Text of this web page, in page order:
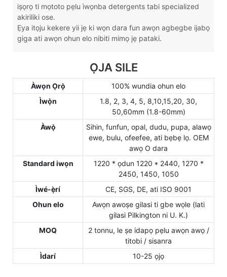
iṣọrọ ti mọtoto pẹlu ìwọnba detergents tabi specialized
akiriliki ose.
Ẹya itọju kekere yii jẹ ki wọn dara fun awọn agbegbe ijabọ
giga ati awọn ohun elo nibiti mimọ jẹ pataki.
ỌJA SILE
Àwọn Ọrọ̀
100% wundia ohun elo
Ìwọ̀n
1.8, 2, 3, 4, 5, 8,10,15,20, 30,
50,60mm (1.8-60mm)
Àwọ̀
Sihin, funfun, opal, dudu, pupa, alawọ
ewe, bulu, ofeefee, ati bẹbẹ lọ. OEM
awọ O dara
Standard iwọn
1220 * ọdun 1220 * 2440, 1270 *
2450, 1450, 1050
Ìwé-ẹ̀rí
CE, SGS, DE, ati ISO 9001
Ohun elo
Awọn awoṣe gilasi ti gbe wọle (lati
gilasi Pilkington ni U. K.)
MOQ
2 tonnu, le ṣe idapọ pẹlu awọn awọ /
titobi / sisanra
Ìdarí
10-25 ọjọ